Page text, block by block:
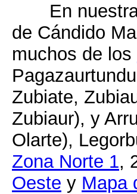
En
de Cándido
muchos de los
Zubiate,
Zubiaur), y
Olarte),
Zona Norte 1,
Oeste y Mapa